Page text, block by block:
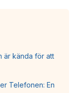
är kända för att
Telefonen: En